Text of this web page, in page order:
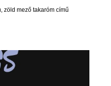
zöld mező takaróm című